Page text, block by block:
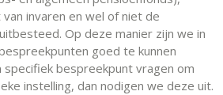
invaren en wel of niet de
Op deze manier zijn we in
goed te kunnen
specifiek bespreekpunt vragen om
instelling, dan nodigen we deze uit.